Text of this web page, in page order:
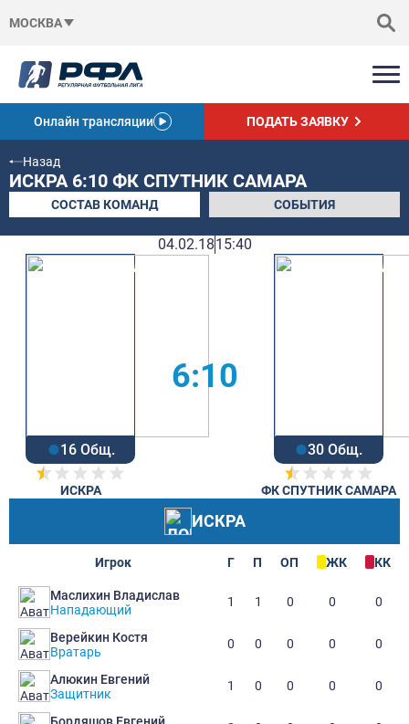
МОСКВА
Онлайн трансляции ПОДАТЬ ЗАЯВКУ
Назад
ИСКРА 6:10 ФК СПУТНИК САМАРА
СОСТАВ КОМАНД СОБЫТИЯ
04.02.1815:40
16 Общ.
ИСКРА
6:10
30 Общ.
ФК СПУТНИК САМАРА
ИСКРА
Игрок Г П ОП ЖК КК
Маслихин Владислав
Нападающий
1 1 0 0 0
Верейкин Костя
Вратарь
0 0 0 0 0
Алюкин Евгений
Защитник
1 0 0 0 0
Бордяшов Евгений